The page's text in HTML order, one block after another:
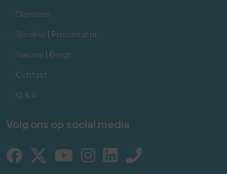
Diensten
Spreker | Presentator
Nieuws | Blogs
Contact
Q & A
Volg ons op social media